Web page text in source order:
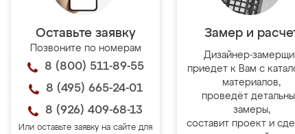
Оставьте заявку
Позвоните по номерам
8 (800) 511-89-55
8 (495) 665-24-01
8 (926) 409-68-13
Или оставьте заявку на сайте для
Замер и
Дизайнер-
приедет к Вам с
материалов,
проведёт
замеры,
составит проект и